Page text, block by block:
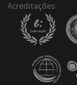
Acreditações: